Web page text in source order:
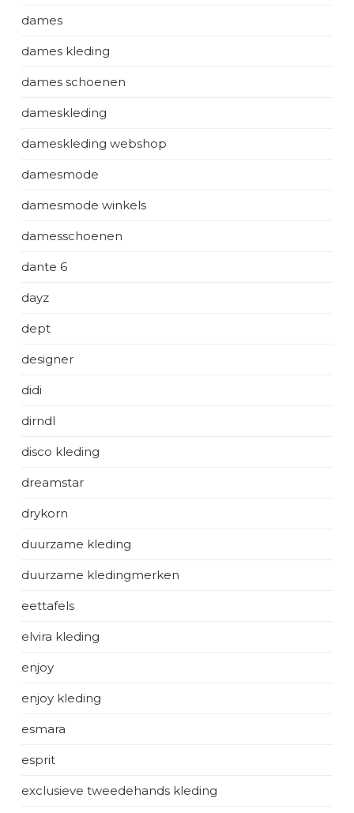
dames
dames kleding
dames schoenen
dameskleding
dameskleding webshop
damesmode
damesmode winkels
damesschoenen
dante 6
dayz
dept
designer
didi
dirndl
disco kleding
dreamstar
drykorn
duurzame kleding
duurzame kledingmerken
eettafels
elvira kleding
enjoy
enjoy kleding
esmara
esprit
exclusieve tweedehands kleding